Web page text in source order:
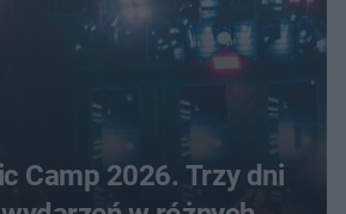
Camp 2026. Trzy dni